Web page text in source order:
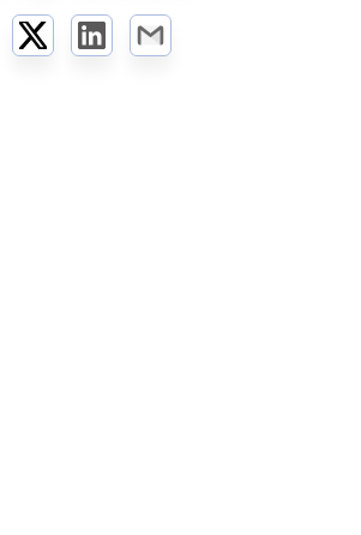
TwitterLinkedInEmail